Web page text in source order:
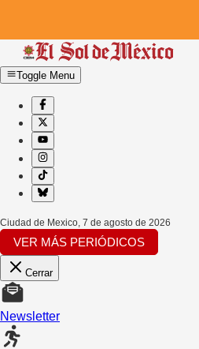
Toggle Menu
Ciudad de Mexico, 7 de agosto de 2026
VER MÁS PERIÓDICOS
Cerrar
Newsletter